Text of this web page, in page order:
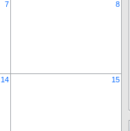
7 8
14 15